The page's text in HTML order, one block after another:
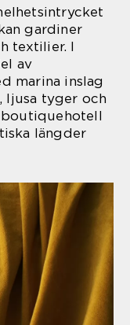
gardiner
textilier. I
av
marina inslag
ljusa tyger och
boutiquehotell
längder